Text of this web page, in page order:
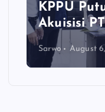
KPPU
Akuisisi
Sarwo August